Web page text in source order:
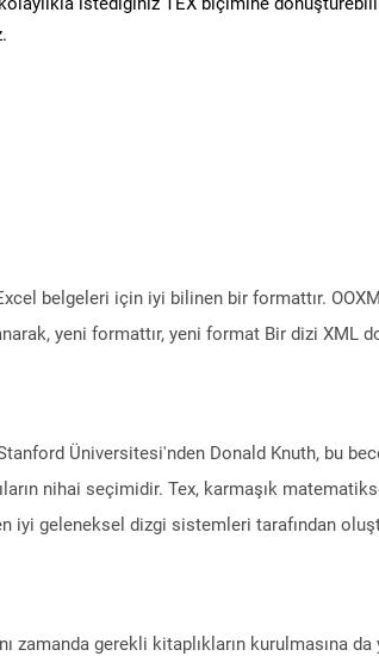
belgeleri için iyi bilinen bir formattır.
yeni formattır, yeni format Bir dizi XML
Üniversitesi'nden Donald Knuth, bu
nihai seçimidir. Tex, karmaşık
iyi geleneksel dizgi sistemleri tarafından
gerekli kitaplıkların kurulmasına da